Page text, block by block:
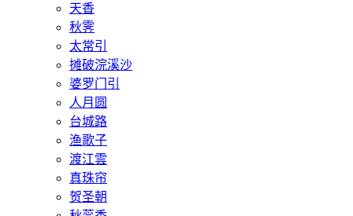
天香
秋霁
太常引
摊破浣溪沙
婆罗门引
人月圆
台城路
渔歌子
渡江雲
真珠帘
贺圣朝